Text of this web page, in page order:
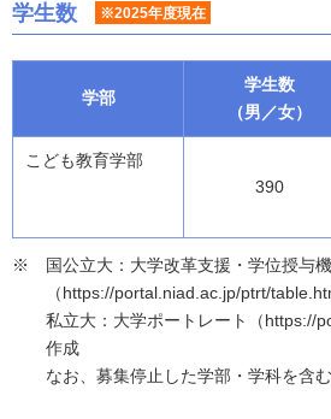
学生数 ※2025年度現在
学部
学生数
（男／女）
こども教育学部
390
国公立大：大学改革支援・学位授与
（https://portal.niad.ac.jp/ptrt/
私立大：大学ポートレート（https://
作成
なお、募集停止した学部・学科を含